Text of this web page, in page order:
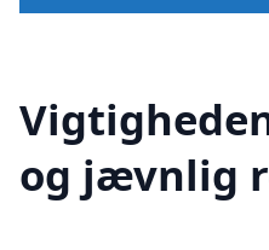
og jævnlig